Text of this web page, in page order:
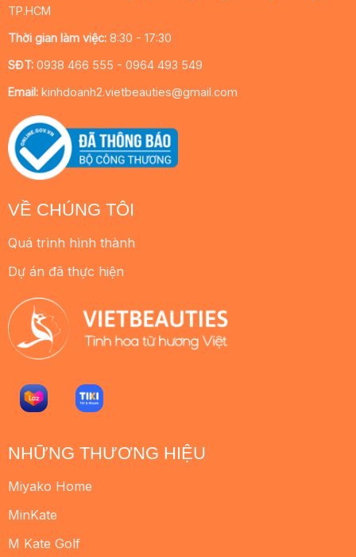
VỀ CHÚNG TÔI
Quá trình hình thành
Dự án đã thực hiện
NHỮNG THƯƠNG HIỆU
Miyako Home
MinKate
M Kate Golf
TP.HCM
Thời gian làm việc:8:30 - 17:30
SĐT:0938 466 555 - 0964 493 549
Email:kinhdoanh2.vietbeauties@gmail.com